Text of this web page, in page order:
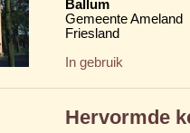
Ballum
Gemeente Ameland
Friesland
In gebruik
Hervormde